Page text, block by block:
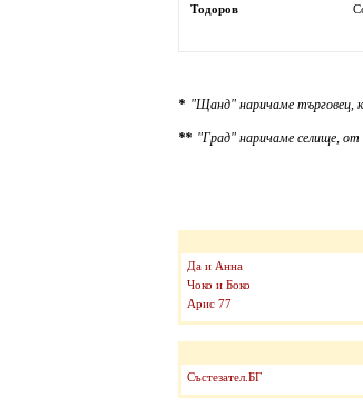
Тодоров
* "Щанд" наричаме търговец,
** "Град" наричаме селище,
Да и Анна
Чоко и Боко
Арис 77
Състезател.БГ